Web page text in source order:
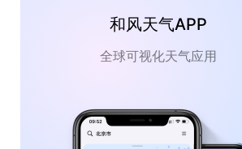
和风天气APP
全球可视化天气应用